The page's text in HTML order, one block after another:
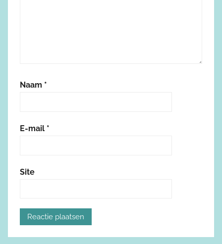
Naam *
E-mail *
Site